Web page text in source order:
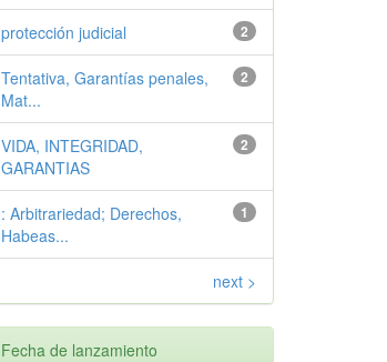
2
protección judicial
2
Tentativa, Garantías penales,
Mat...
2
VIDA, INTEGRIDAD,
GARANTIAS
1
: Arbitrariedad; Derechos,
Habeas...
next >
Fecha de lanzamiento